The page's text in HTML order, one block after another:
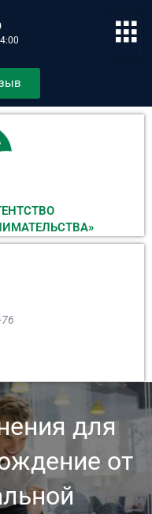
для
от